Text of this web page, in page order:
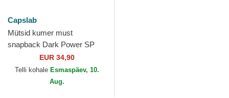
Capslab
Mütsid kumer must
snapback Dark Power SP
PRI3 Maleficent Disney
Capslab
EUR 34,90
Telli kohale Esmaspäev, 10.
Aug.